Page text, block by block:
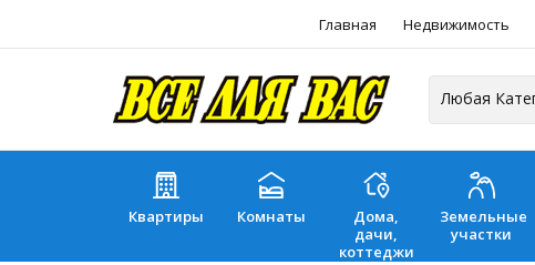
Главная Недвижимость
Квартиры Комнаты
Дома,
дачи,
коттеджи
Земельные
участки